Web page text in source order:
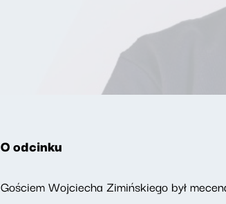
O odcinku
Gościem Wojciecha Zimińskiego był